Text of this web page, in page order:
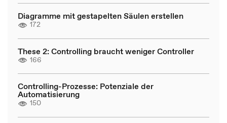
Diagramme mit gestapelten Säulen erstellen
172
These 2: Controlling braucht weniger Controller
166
Controlling-Prozesse: Potenziale der
Automatisierung
150